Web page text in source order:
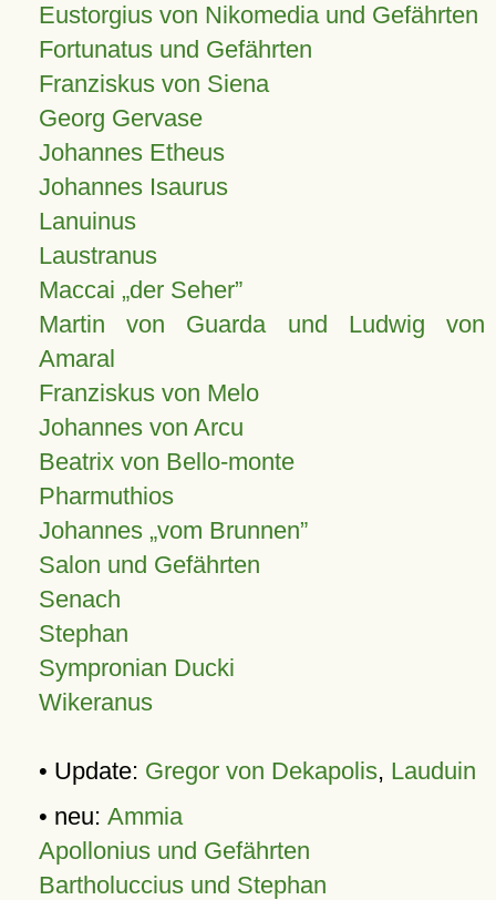
Eustorgius von Nikomedia und Gefährten
Fortunatus und Gefährten
Franziskus von Siena
Georg Gervase
Johannes Etheus
Johannes Isaurus
Lanuinus
Laustranus
Maccai „der Seher”
Martin von Guarda und Ludwig von
Amaral
Franziskus von Melo
Johannes von Arcu
Beatrix von Bello-monte
Pharmuthios
Johannes vom Brunnen
Salon und Gefährten
Senach
Stephan
Sympronian Ducki
Wikeranus
• Update: Gregor von Dekapolis, Lauduin
• neu: Ammia
Apollonius und Gefährten
Bartholuccius und Stephan